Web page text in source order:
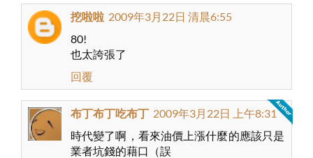
挖啦啦 2009年3月22日 清晨6:55
80!
也太誇張了
回覆
布丁布丁吃布丁 2009年3月22日 上午8:31
時代變了啊，看來油價上漲什麼的應該只是
業者坑錢的藉口（誤